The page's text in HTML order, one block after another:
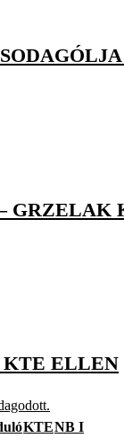
GRZELAK
KTE ELLEN
KTENB I